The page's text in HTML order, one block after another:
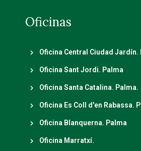
Oficinas
Oficina Central Ciudad Jardín.
Oficina Sant Jordi. Palma
Oficina Santa Catalina. Palma.
Oficina Es Coll d'en Rabassa.
Oficina Blanquerna. Palma
Oficina Marratxí.